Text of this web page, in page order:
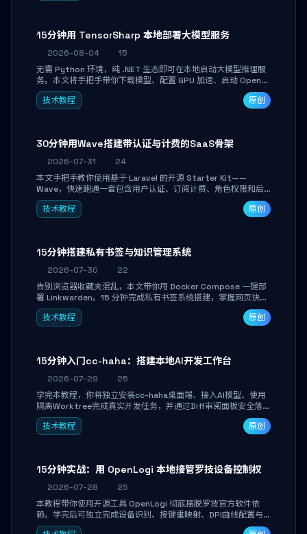
15分钟用 TensorSharp 本地部署大模型服务
2026-08-04
15
无需 Python 环境，纯 .NET 生态即可在本地启动大模型推理服
务。本文将手把手带你下载模型、配置 GPU 加速、启动 OpenAI
兼容 API，并在 C# 业务代码中无缝调用。数据不出网，零门槛
搞定本地 LLM 部署。
技术教程 原创
30分钟用Wave搭建带认证与计费的SaaS骨架
2026-07-31
24
本文手把手教你使用基于 Laravel 的开源 Starter Kit——
Wave，快速跑通一套包含用户认证、订阅计费、角色权限和后
台管理的完整 SaaS 骨架。附带 Stripe 测试支付对接与自定义
业务页面开发实战，助你省去重复基建时间，将精力聚焦于核心
技术教程 原创
15分钟搭建私有书签与知识管理系统
2026-07-30
22
告别浏览器收藏夹混乱，本文带你用 Docker Compose 一键部
署 Linkwarden。15 分钟完成私有书签系统搭建，掌握网页快照
归档、高亮批注、分类管理与全文搜索。适合开发者与知识工作
者打造个人知识库，资料统一归档，随时检索。
技术教程 原创
15分钟入门cc-haha：搭建本地AI开发工作台
2026-07-29
25
学完本教程，你将独立安装cc-haha桌面端、接入AI模型、使用
隔离Worktree完成真实开发任务，并通过Diff审阅面板安全落地
AI代码改写。告别终端黑盒操作，让AI在沙箱环境中工作，你只
做审阅和决策。
技术教程 原创
15分钟实战：用 OpenLogi 本地接管罗技设备控制权
2026-07-28
25
本教程带你使用开源工具 OpenLogi 彻底摆脱罗技官方软件依
赖。学完后可独立完成设备识别、按键重映射、DPI曲线配置与
SmartShift调节，实现完全离线控制，保护隐私并释放硬件性